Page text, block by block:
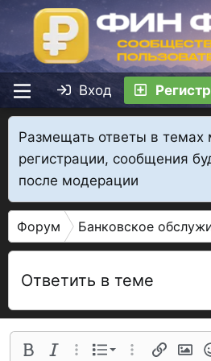
Вход
Размещать ответы в темах
регистрации, сообщения
после модерации
Форум Банковское
Ответить в теме
Полужирный
КурсивДополнительные
Список Ссылка